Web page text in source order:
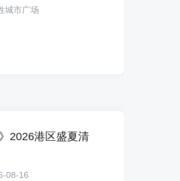
城市广场
2026港区盛夏清
08-16